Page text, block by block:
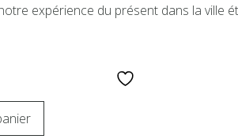
expérience du présent dans la ville